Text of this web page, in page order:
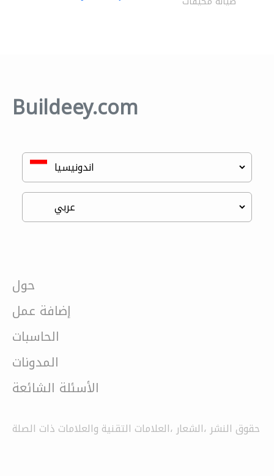
Buildeey.com
حول
إضافة عمل
الحاسبات
المدونات
الأسئلة الشائعة
حقوق النشر ،الشعار ،العلامات التقنية والعلامات ذات الصلة